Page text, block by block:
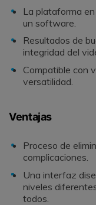
La plataforma
un software.
Resultados de
integridad del
Compatible con
versatilidad.
Ventajas
Proceso de
complicaciones.
Una interfaz
niveles
todos.